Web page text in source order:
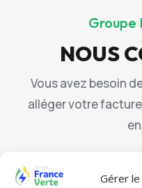
Gérer
Groupe
NOUS
Vous avez besoin
alléger votre
ESTIMER